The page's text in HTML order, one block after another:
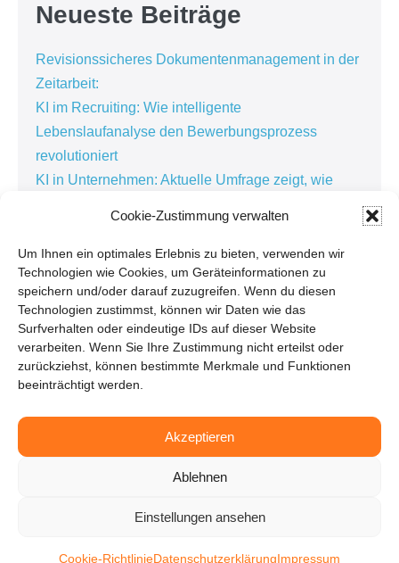
Cookie-Zustimmung verwalten
Um Ihnen ein optimales Erlebnis zu bieten, verwenden wir
Technologien wie Cookies, um Geräteinformationen zu
speichern und/oder darauf zuzugreifen. Wenn du diesen
Technologien zustimmst, können wir Daten wie das
Surfverhalten oder eindeutige IDs auf dieser Website
verarbeiten. Wenn Sie Ihre Zustimmung nicht erteilst oder
zurückziehst, können bestimmte Merkmale und Funktionen
beeinträchtigt werden.
Akzeptieren
Ablehnen
Einstellungen ansehen
Cookie-RichtlinieDatenschutzerklärungImpressum
Neueste Beiträge
Revisionssicheres Dokumentenmanagement in der
Zeitarbeit:
KI im Recruiting: Wie intelligente
Lebenslaufanalyse den Bewerbungsprozess
revolutioniert
KI in Unternehmen: Aktuelle Umfrage zeigt, wie
Kundenorientierte Softwareentwicklung in der
Personaldienstleistung: Warum die besten
Lösungen im Alltag entstehen
Kundenbindung in der Personaldienstleistung:
Warum Zuhören der Schlüssel zur erfolgreichen
Digitalisierung ist
© 2026 - Attina | All rights reserved